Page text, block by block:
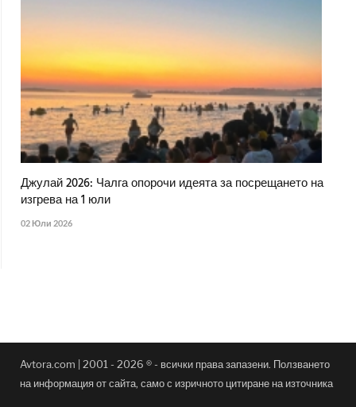
Джулай 2026: Чалга опорочи идеята за посрещането на
изгрева на 1 юли
02 Юли 2026
Avtora.com | 2001 - 2026 ® - всички права запазени. Ползването
на информация от сайта, само с изричното цитиране на източника